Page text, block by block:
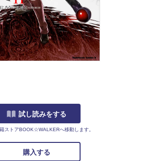
試し読みをする
ストアBOOK☆WALKERへ移動します。
購入する